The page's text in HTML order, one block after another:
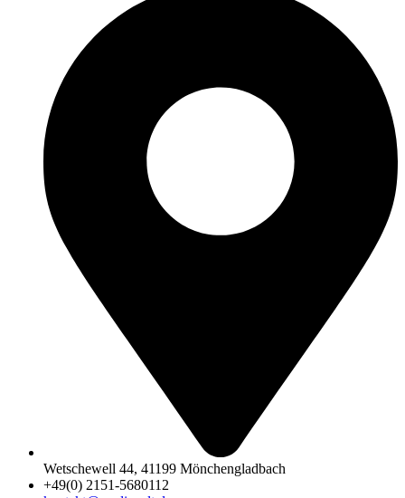
Wetschewell 44, 41199 Mönchengladbach
+49(0) 2151-5680112